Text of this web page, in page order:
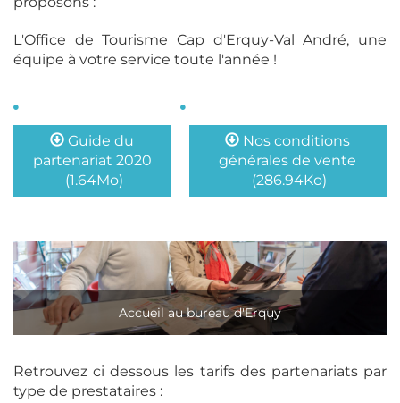
L'Office de Tourisme Cap d'Erquy-Val André, une
équipe à votre service toute l'année !
Guide du
partenariat 2020
(1.64Mo)
Nos conditions
générales de vente
(286.94Ko)
Accueil au bureau d'Erquy
Retrouvez ci dessous les tarifs des partenariats par
type de prestataires :